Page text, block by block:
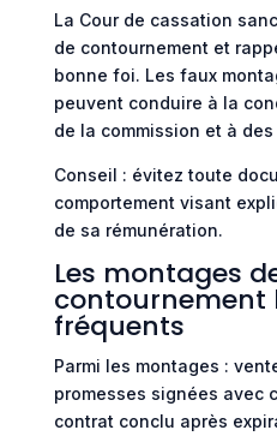
La Cour de cassation
de contournement et
bonne foi. Les faux
peuvent conduire à la
de la commission et à
Conseil : évitez toute
comportement visant
de sa rémunération.
Les montages
contournement
fréquents
Parmi les montages :
promesses signées avec
contrat conclu après